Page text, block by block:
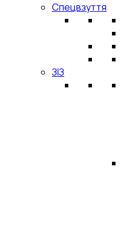
Спецвзуття
ЗІЗ